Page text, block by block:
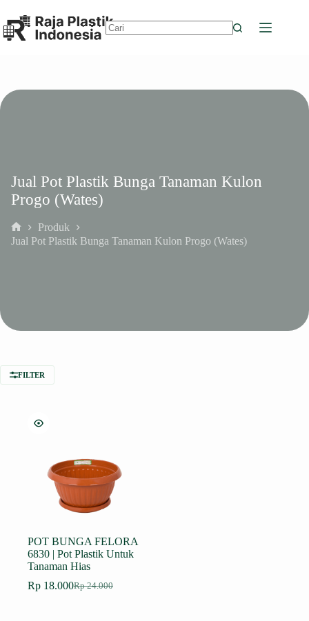
to
content
Jual Pot Plastik Bunga Tanaman Kulon
Progo (Wates)
Home
Produk
Jual Pot Plastik Bunga Tanaman Kulon Progo (Wates)
FILTER
POT BUNGA FELORA
6830 | Pot Plastik Untuk
Tanaman Hias
Rp24.000
Harga
Rp 18.000Harga